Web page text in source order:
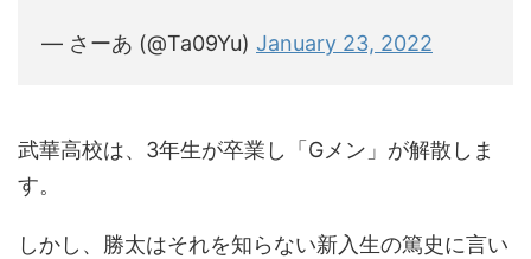
— さーあ (@Ta09Yu) January 23, 2022
武華高校は、3年生が卒業し「Gメン」が解散しま
す。
しかし、勝太はそれを知らない新入生の篤史に言い